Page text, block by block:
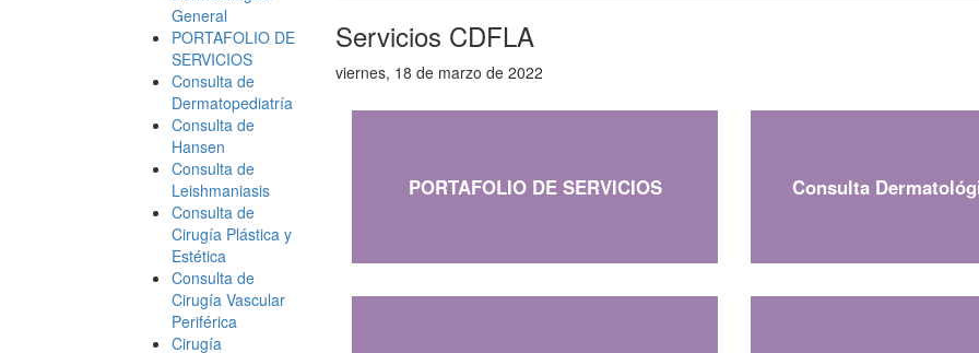
General
PORTAFOLIO DE
SERVICIOS
Consulta de
Dermatopediatría
Consulta de
Hansen
Consulta de
Leishmaniasis
Consulta de
Cirugía Plástica y
Estética
Consulta de
Cirugía Vascular
Periférica
Cirugía
Servicios CDFLA
viernes, 18 de marzo de 2022
PORTAFOLIO DE SERVICIOS Consulta